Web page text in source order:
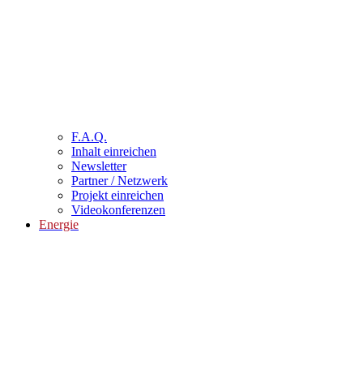
F.A.Q.
Inhalt einreichen
Newsletter
Partner / Netzwerk
Projekt einreichen
Videokonferenzen
Energie